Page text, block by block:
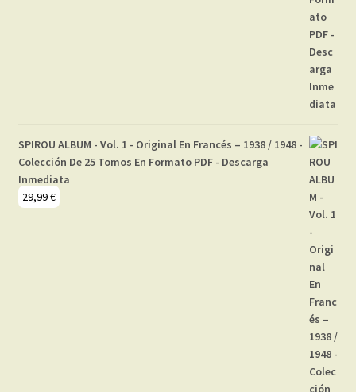
SPIROU ALBUM - Vol. 1 - Original En Francés – 1938 / 1948 -
Colección De 25 Tomos En Formato PDF - Descarga
Inmediata
29,99€